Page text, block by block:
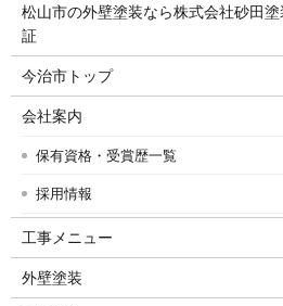
松山市の外壁塗装なら株式会社砂田
証
今治市トップ
会社案内
保有資格・受賞歴一覧
採用情報
工事メニュー
外壁塗装